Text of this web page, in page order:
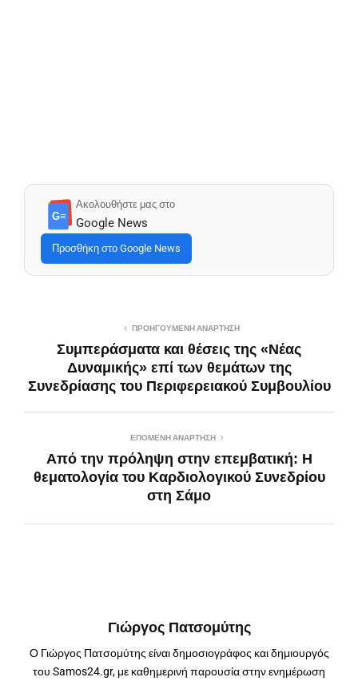
G≡
Ακολουθήστε μας στο
Google News
Προσθήκη στο Google News
ΠΡΟΗΓΟΎΜΕΝΗ ΑΝΆΡΤΗΣΗ
Συμπεράσματα και θέσεις της «Νέας
Δυναμικής» επί των θεμάτων της
Συνεδρίασης του Περιφερειακού Συμβουλίου
ΕΠΌΜΕΝΗ ΑΝΆΡΤΗΣΗ
Από την πρόληψη στην επεμβατική: Η
θεματολογία του Καρδιολογικού Συνεδρίου
στη Σάμο
Γιώργος Πατσομύτης
Ο Γιώργος Πατσομύτης είναι δημοσιογράφος και δημιουργός
του Samos24.gr, με καθημερινή παρουσία στην ενημέρωση